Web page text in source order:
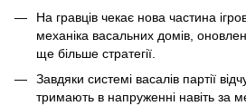
На гравців чекає нова частина
механіка васальних домів,
ще більше стратегії.
Завдяки системі васалів партії
тримають в напруженні навіть за